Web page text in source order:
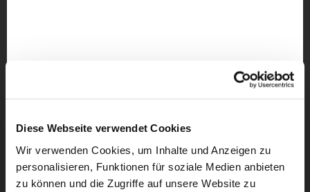
Diese Webseite verwendet Cookies
Wir verwenden Cookies, um Inhalte und Anzeigen zu
personalisieren, Funktionen für soziale Medien anbieten
zu können und die Zugriffe auf unsere Website zu